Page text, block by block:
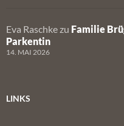
Eva Raschke zu Familie
Parkentin
14. MAI 2026
LINKS